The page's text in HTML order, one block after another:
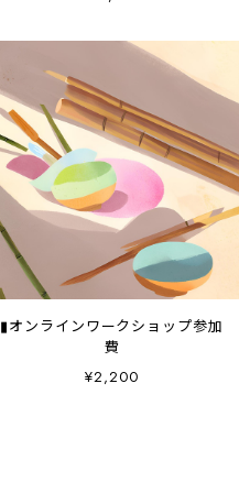
▮オンラインワークショップ参加
費
¥2,200